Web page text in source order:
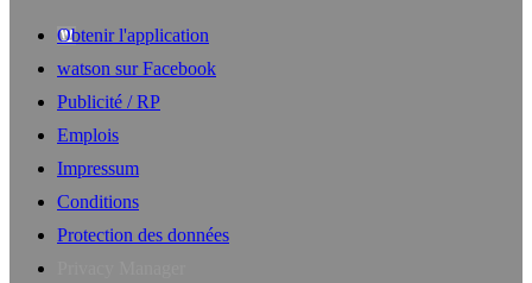
Obtenir l'application
watson sur Facebook
Publicité / RP
Emplois
Impressum
Conditions
Protection des données